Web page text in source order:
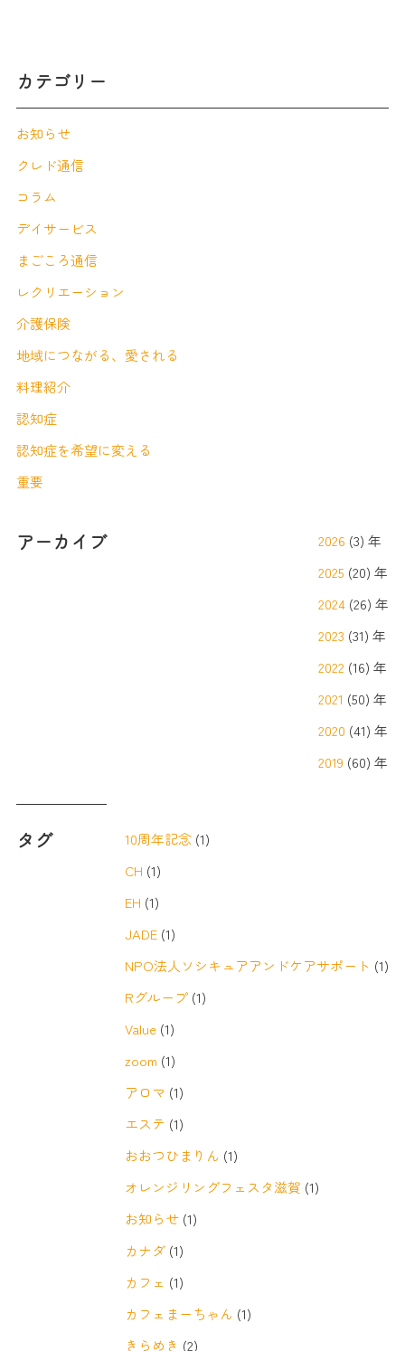
カテゴリー
お知らせ
クレド通信
コラム
デイサービス
まごころ通信
レクリエーション
介護保険
地域につながる、愛される
料理紹介
認知症
認知症を希望に変える
重要
アーカイブ 2026 (3) 年
2025 (20) 年
2024 (26) 年
2023 (31) 年
2022 (16) 年
2021 (50) 年
2020 (41) 年
2019 (60) 年
タグ 10周年記念 (1)
CH (1)
EH (1)
JADE (1)
NPO法人ソシキュアアンドケアサポート (1)
Rグループ (1)
Value (1)
zoom (1)
アロマ (1)
エステ (1)
おおつひまりん (1)
オレンジリングフェスタ滋賀 (1)
お知らせ (1)
カナダ (1)
カフェ (1)
カフェまーちゃん (1)
きらめき (2)